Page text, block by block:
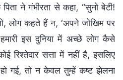
ने गंभीरता से कहा, “सुनो बेटी!
लोग कहते हैं न, ‘अपने जोखिम पर
इस दुनिया में अच्छे लोग कैसे
रिश्तेदार सत्ता में नहीं है, इसलिए
गई, तो न केवल तुम्हें कष्ट झेलना